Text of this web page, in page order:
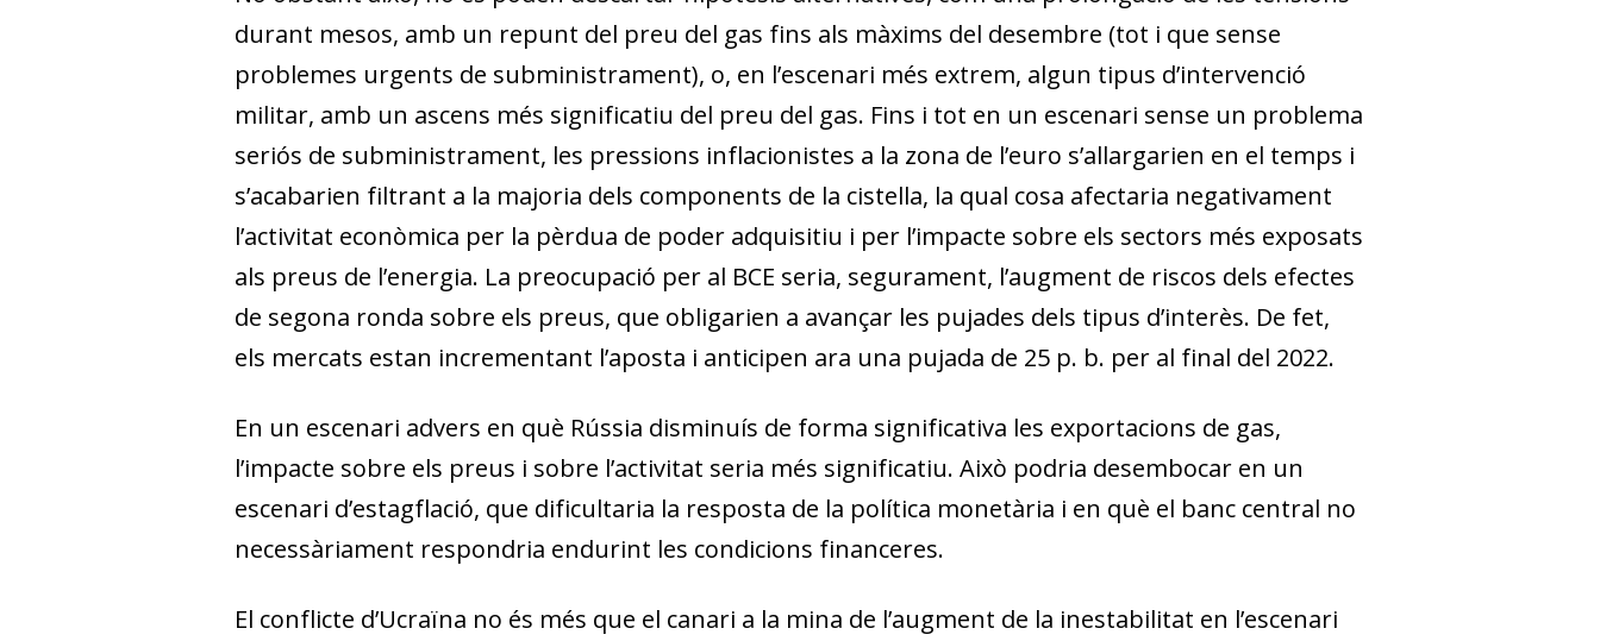
durant mesos, amb un repunt del preu del gas fins als màxims del desembre (tot i que sense
problemes urgents de subministrament), o, en l’escenari més extrem, algun tipus d’intervenció
militar, amb un ascens més significatiu del preu del gas. Fins i tot en un escenari sense un problema
seriós de subministrament, les pressions inflacionistes a la zona de l’euro s’allargarien en el temps i
s’acabarien filtrant a la majoria dels components de la cistella, la qual cosa afectaria negativament
l’activitat econòmica per la pèrdua de poder adquisitiu i per l’impacte sobre els sectors més exposats
als preus de l’energia. La preocupació per al BCE seria, segurament, l’augment de riscos dels efectes
de segona ronda sobre els preus, que obligarien a avançar les pujades dels tipus d’interès. De fet,
els mercats estan incrementant l’aposta i anticipen ara una pujada de 25 p. b. per al final del 2022.
En un escenari advers en què Rússia disminuís de forma significativa les exportacions de gas,
l’impacte sobre els preus i sobre l’activitat seria més significatiu. Això podria desembocar en un
escenari d’estagflació, que dificultaria la resposta de la política monetària i en què el banc central no
necessàriament respondria endurint les condicions financeres.
El conflicte d’Ucraïna no és més que el canari a la mina de l’aug­­ment de la inestabilitat en l’escenari